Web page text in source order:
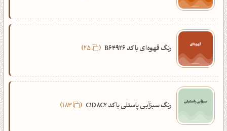
رنگ قهوه‌ای با کد B64926 25
رنگ سبزآبی پاستلی با کد C1D8C2 183